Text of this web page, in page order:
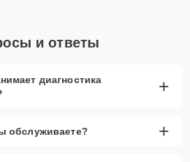
и ответы
диагностика
+
обслуживаете? +